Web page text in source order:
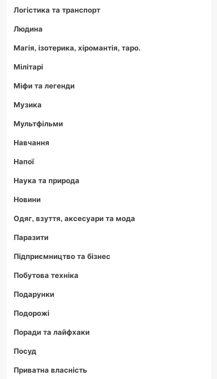
Логістика та транспорт
Людина
Магія, ізотерика, хіромантія, таро.
Мілітарі
Міфи та легенди
Музика
Мультфільми
Навчання
Напої
Наука та природа
Новини
Одяг, взуття, аксесуари та мода
Паразити
Підприємництво та бізнес
Побутова техніка
Подарунки
Подорожі
Поради та лайфхаки
Посуд
Приватна власність